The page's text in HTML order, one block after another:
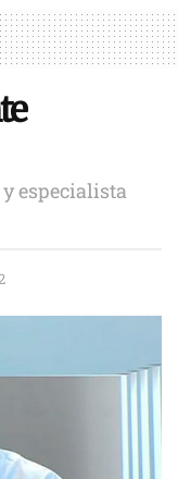
especialista